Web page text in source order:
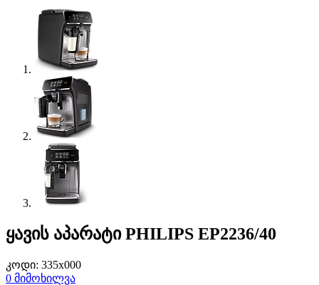
ყავის აპარატი PHILIPS EP2236/40
კოდი: 335x000
0 მიმოხილვა